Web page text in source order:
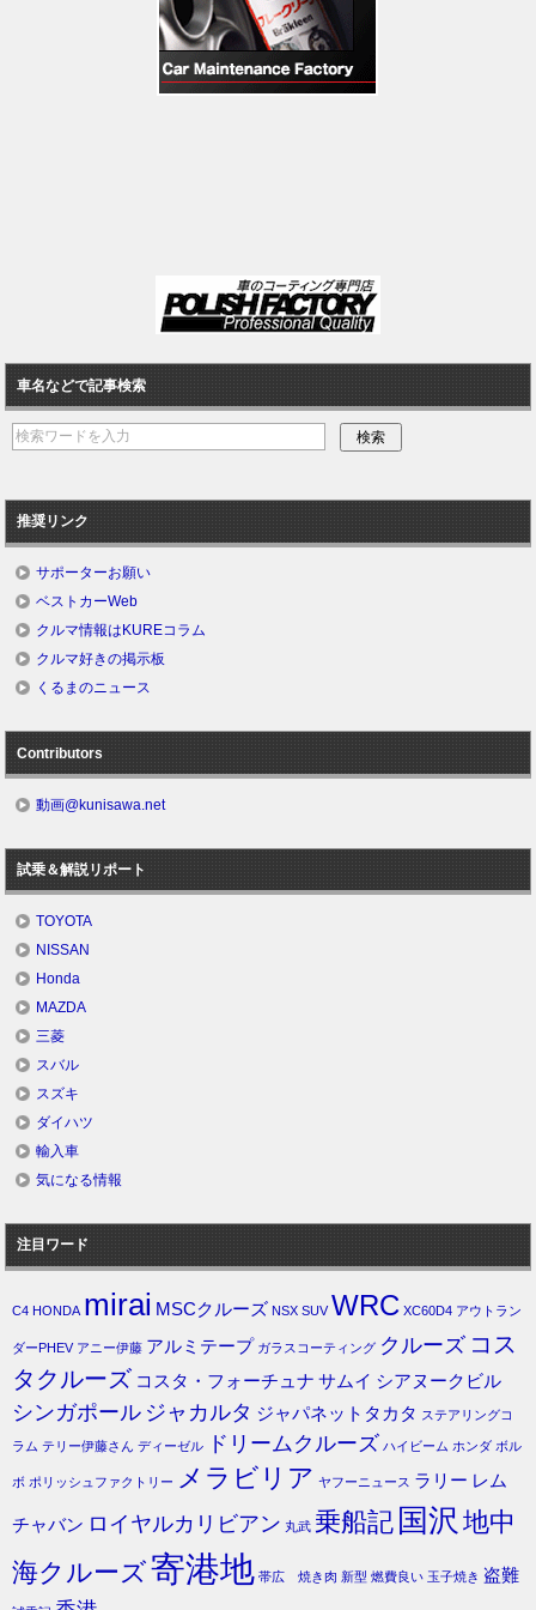
車名などで記事検索
推奨リンク
サポーターお願い
ベストカーWeb
クルマ情報はKUREコラム
クルマ好きの掲示板
くるまのニュース
Contributors
動画@kunisawa.net
試乗＆解説リポート
TOYOTA
NISSAN
Honda
MAZDA
三菱
スバル
スズキ
ダイハツ
輸入車
気になる情報
注目ワード
C4 HONDA mirai MSCクルーズ NSX SUV WRC XC60D4 アウトラン
ダーPHEV アニー伊藤 アルミテープ ガラスコーティング クルーズ コス
タクルーズ コスタ・フォーチュナ サムイ シアヌークビル
シンガポール ジャカルタ ジャパネットタカタ ステアリングコ
ラム テリー伊藤さん ディーゼル ドリームクルーズ ハイビーム ホンダ ボル
ボ ポリッシュファクトリー メラビリア ヤフーニュース ラリー レム
チャバン ロイヤルカリビアン 丸武 乗船記 国沢 地中
海クルーズ寄港地 帯広 焼き肉 新型 燃費良い 玉子焼き 盗難